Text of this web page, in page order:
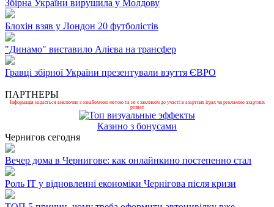
Збірна України вирушила у Молдову
Блохін взяв у Лондон 20 футболістів
"Динамо" виставило Алієва на трансфер
Гравці збірної України презентували взуття ЄВРО
ПАРТНЕРЫ
Інформація надається виключно з ознайомчою метою та не є закликом до участі в азартних іграх чи рекламою азартних
розваг.
Казино з бонусами
Чернигов сегодня
Вечер дома в Чернигове: как онлайнкино постепенно стал
Роль ІТ у відновленні економіки Чернігова після кризи